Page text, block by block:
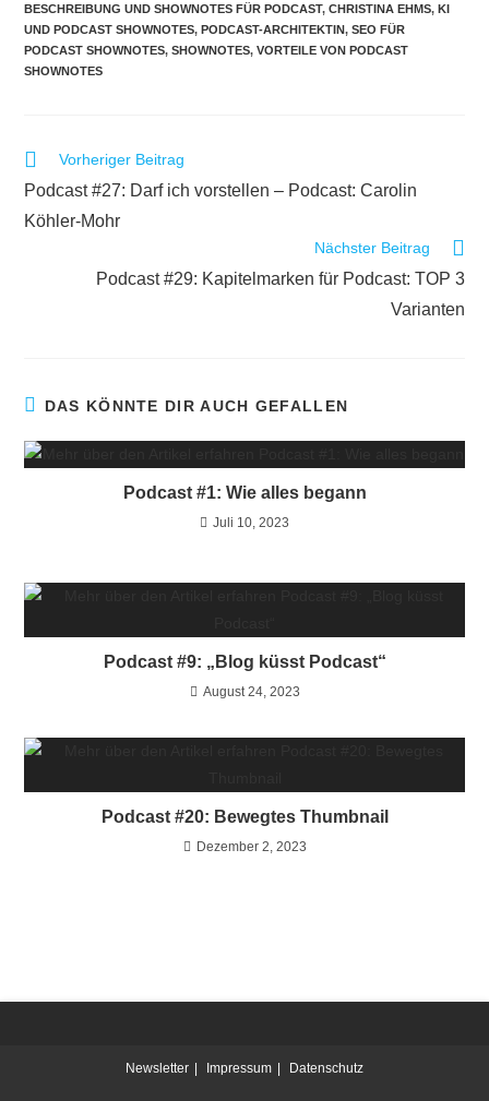
BESCHREIBUNG UND SHOWNOTES FÜR PODCAST, CHRISTINA EHMS, KI
UND PODCAST SHOWNOTES, PODCAST-ARCHITEKTIN, SEO FÜR
PODCAST SHOWNOTES, SHOWNOTES, VORTEILE VON PODCAST
SHOWNOTES
Vorheriger Beitrag
Podcast #27: Darf ich vorstellen – Podcast: Carolin
Köhler-Mohr
Nächster Beitrag
Podcast #29: Kapitelmarken für Podcast: TOP 3
Varianten
DAS KÖNNTE DIR AUCH GEFALLEN
Podcast #1: Wie alles begann
Juli 10, 2023
Podcast #9: „Blog küsst Podcast“
August 24, 2023
Podcast #20: Bewegtes Thumbnail
Dezember 2, 2023
Newsletter Impressum Datenschutz